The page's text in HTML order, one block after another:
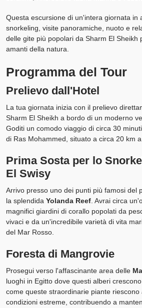
Questa escursione di un'intera giornata in
snorkeling, visite panoramiche, nuoto e
delle gite più popolari da Sharm El Sheikh
amanti della natura.
Programma del Tour
Prelievo dall'Hotel
La tua giornata inizia con il prelievo
Sharm El Sheikh a bordo di un moderno
Goditi un comodo viaggio di circa 30
di Ras Mohammed, situato a circa 20 km a
Prima Sosta per lo
El Swisy
Arrivo presso uno dei punti più famosi del
la splendida Yolanda Reef . Avrai circa
magnifici giardini di corallo popolati da
vivaci e da un'incredibile varietà di vita
del Mar Rosso.
Foresta di Mangrovie
Prosegui verso l'affascinante area delle
luoghi in Egitto dove questi alberi
come queste straordinarie piante riescono
condizioni estreme, contribuendo a